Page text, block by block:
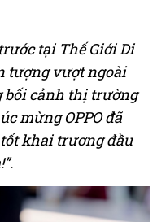
tại Thế Giới Di
tượng vượt ngoài
bối cảnh thị trường
mừng OPPO đã
khai trương đầu